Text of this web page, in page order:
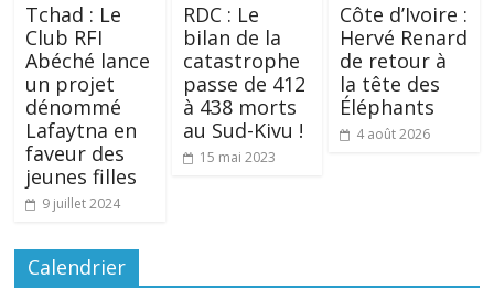
Tchad : Le
Club RFI
Abéché lance
un projet
dénommé
Lafaytna en
faveur des
jeunes filles
9 juillet 2024
RDC : Le
bilan de la
catastrophe
passe de 412
à 438 morts
au Sud-Kivu !
15 mai 2023
Côte d’Ivoire :
Hervé Renard
de retour à
la tête des
Éléphants
4 août 2026
Calendrier